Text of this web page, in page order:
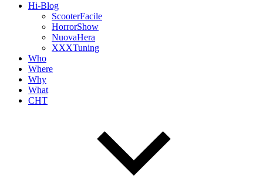
Hi-Blog
ScooterFacile
HorrorShow
NuovaHera
XXXTuning
Who
Where
Why
What
CHT